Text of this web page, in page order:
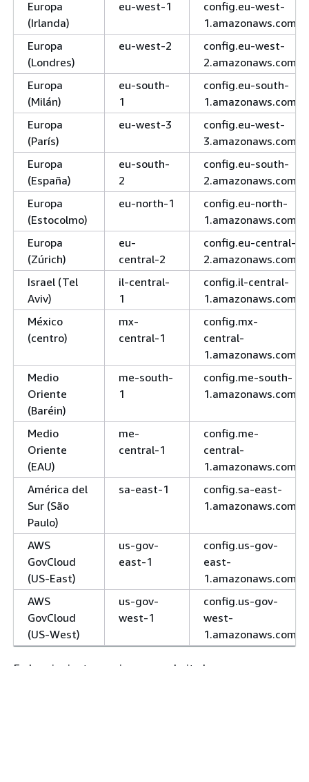
Europa
(Irlanda)
eu-west-1
config.eu-west-
1.amazonaws.com
Europa
(Londres)
eu-west-2
config.eu-west-
2.amazonaws.com
Europa
(Milán)
eu-south-
1
config.eu-south-
1.amazonaws.com
Europa
(París)
eu-west-3
config.eu-west-
3.amazonaws.com
Europa
(España)
eu-south-
2
config.eu-south-
2.amazonaws.com
Europa
(Estocolmo)
eu-north-1
config.eu-north-
1.amazonaws.com
Europa
(Zúrich)
eu-
central-2
config.eu-central-
2.amazonaws.com
Israel (Tel
Aviv)
il-central-
1
config.il-central-
1.amazonaws.com
México
(centro)
mx-
central-1
config.mx-
central-
1.amazonaws.com
Medio
Oriente
(Baréin)
me-south-
1
config.me-south-
1.amazonaws.com
Medio
Oriente
(EAU)
me-
central-1
config.me-
central-
1.amazonaws.com
América del
Sur (São
Paulo)
sa-east-1
config.sa-east-
1.amazonaws.com
AWS
GovCloud
(US-East)
us-gov-
east-1
config.us-gov-
east-
1.amazonaws.com
AWS
GovCloud
(US-West)
us-gov-
west-1
config.us-gov-
west-
1.amazonaws.com
En las siguientes regiones se admite la